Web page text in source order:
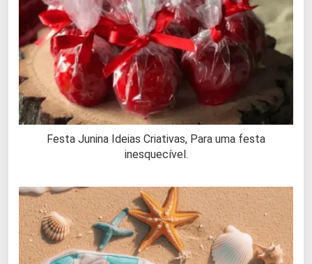
Festa Junina Ideias Criativas, Para uma festa
inesquecível.